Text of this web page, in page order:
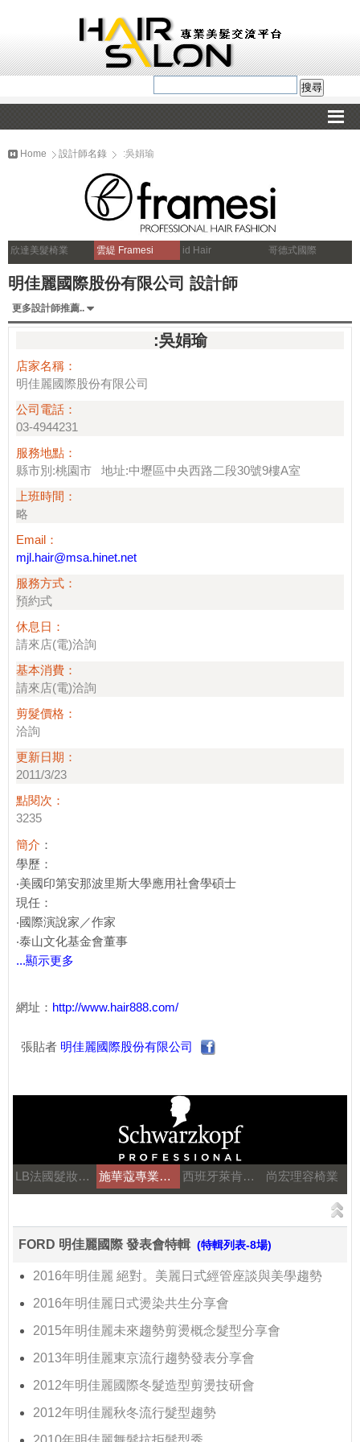
Home 設計師名錄 :吳娟瑜
欣達美髮椅業 雲緹 Framesi id Hair 哥德式國際
明佳麗國際股份有限公司 設計師
更多設計師推薦..
:吳娟瑜
店家名稱：
明佳麗國際股份有限公司
公司電話：
03-4944231
服務地點：
縣市別:桃園市 地址:中壢區中央西路二段30號9樓A室
上班時間：
略
Email：
mjl.hair@msa.hinet.net
服務方式：
預約式
休息日：
請來店(電)洽詢
基本消費：
請來店(電)洽詢
剪髮價格：
洽詢
更新日期：
2011/3/23
點閱次：
3235
簡介 ：
學歷：
‧美國印第安那波里斯大學應用社會學碩士
現任：
‧國際演說家／作家
‧泰山文化基金會董事
...顯示更多
網址： http://www.hair888.com/
張貼者 明佳麗國際股份有限公司
LB法國髮妝之鑰 施華蔻專業美髮 西班牙萊肯髮品 尚宏理容椅業
FORD 明佳麗國際 發表會特輯 (特輯列表-8場)
2016年明佳麗 絕對。美麗日式經管座談與美學趨勢
2016年明佳麗日式燙染共生分享會
2015年明佳麗未來趨勢剪燙概念髮型分享會
2013年明佳麗東京流行趨勢發表分享會
2012年明佳麗國際冬髮造型剪燙技研會
2012年明佳麗秋冬流行髮型趨勢